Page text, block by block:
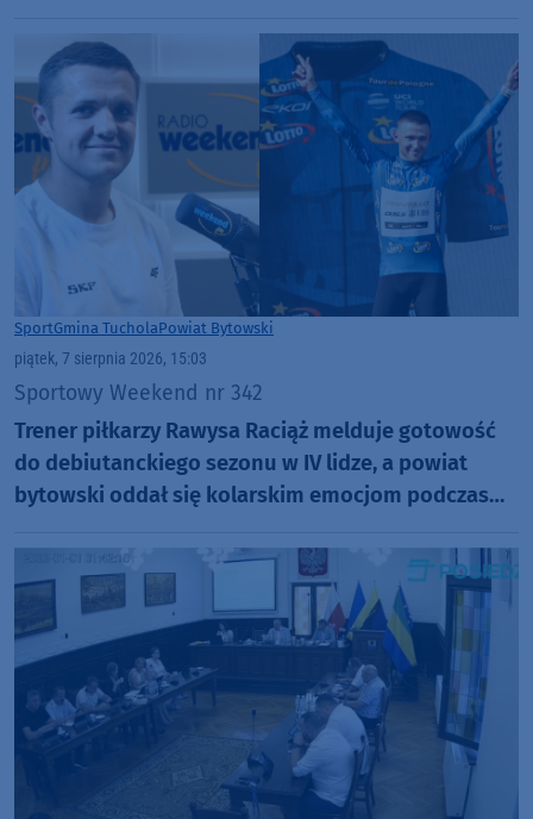
SportGmina TucholaPowiat Bytowski
piątek, 7 sierpnia 2026, 15:03
Sportowy Weekend nr 342
Trener piłkarzy Rawysa Raciąż melduje gotowość
do debiutanckiego sezonu w IV lidze, a powiat
bytowski oddał się kolarskim emocjom podczas